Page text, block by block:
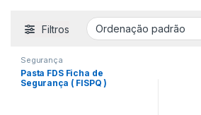
Filtros
Segurança
Pasta FDS Ficha de
Segurança ( FISPQ )